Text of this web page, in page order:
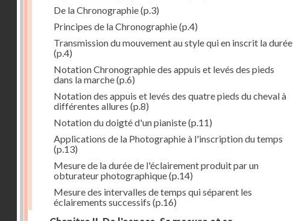
De la Chronographie(p.3)
Principes de la Chronographie(p.4)
Transmission du mouvement au style qui en inscrit la durée
(p.4)
Notation Chronographie des appuis et levés des pieds
dans la marche(p.6)
Notation des appuis et levés des quatre pieds du cheval à
différentes allures (p.8)
Notation du doigté d'un pianiste(p.11)
Applications de la Photographie à l'inscription du temps
(p.13)
Mesure de la durée de l'éclairement produit par un
obturateur photographique(p.14)
Mesure des intervalles de temps qui séparent les
éclairements successifs (p.16)